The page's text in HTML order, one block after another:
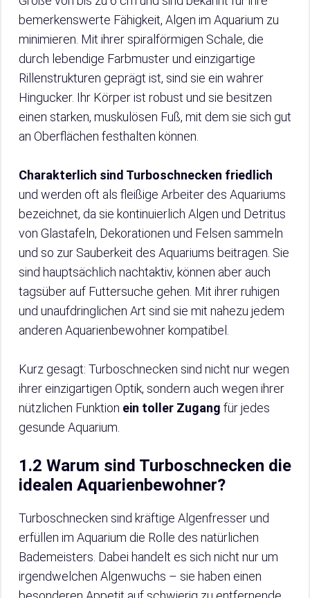
bemerkenswerte Fähigkeit, Algen im Aquarium zu
minimieren. Mit ihrer spiralförmigen Schale, die
durch lebendige Farbmuster und einzigartige
Rillenstrukturen geprägt ist, sind sie ein wahrer
Hingucker. Ihr Körper ist robust und sie besitzen
einen starken, muskulösen Fuß, mit dem sie sich gut
an Oberflächen festhalten können.
Charakterlich sind Turboschnecken friedlich
und werden oft als fleißige Arbeiter des Aquariums
bezeichnet, da sie kontinuierlich Algen und Detritus
von Glastafeln, Dekorationen und Felsen sammeln
und so zur Sauberkeit des Aquariums beitragen. Sie
sind hauptsächlich nachtaktiv, können aber auch
tagsüber auf Futtersuche gehen. Mit ihrer ruhigen
und unaufdringlichen Art sind sie mit nahezu jedem
anderen Aquarienbewohner kompatibel.
Kurz gesagt: Turboschnecken sind nicht nur wegen
ihrer einzigartigen Optik, sondern auch wegen ihrer
nützlichen Funktion ein toller Zugang für jedes
gesunde Aquarium.
1.2 Warum sind Turboschnecken die
idealen Aquarienbewohner?
Turboschnecken sind kräftige Algenfresser und
erfüllen im Aquarium die Rolle des natürlichen
Bademeisters. Dabei handelt es sich nicht nur um
irgendwelchen Algenwuchs – sie haben einen